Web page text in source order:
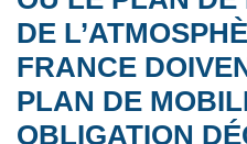
DE
FRANCE
PLAN DE
OBLIGATION